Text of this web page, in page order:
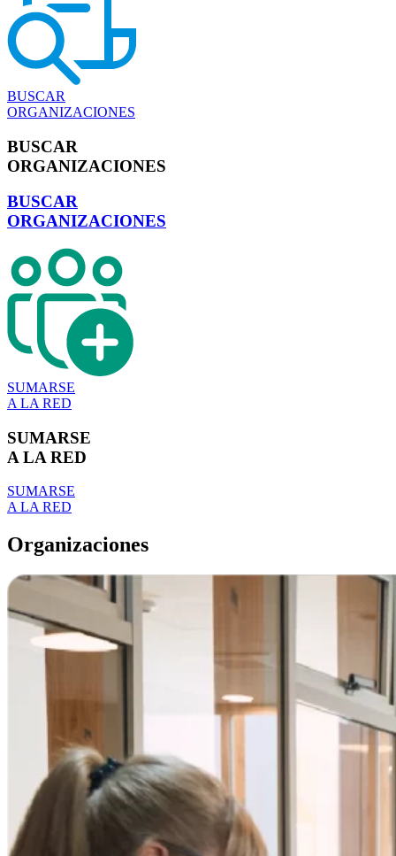
BUSCAR
ORGANIZACIONES
BUSCAR
ORGANIZACIONES
BUSCAR
ORGANIZACIONES
SUMARSE
A LA RED
SUMARSE
A LA RED
SUMARSE
A LA RED
Organizaciones